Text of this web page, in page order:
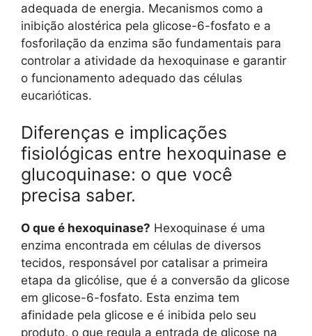
adequada de energia. Mecanismos como a
inibição alostérica pela glicose-6-fosfato e a
fosforilação da enzima são fundamentais para
controlar a atividade da hexoquinase e garantir
o funcionamento adequado das células
eucarióticas.
Diferenças e implicações
fisiológicas entre hexoquinase e
glucoquinase: o que você
precisa saber.
O que é hexoquinase? Hexoquinase é uma
enzima encontrada em células de diversos
tecidos, responsável por catalisar a primeira
etapa da glicólise, que é a conversão da glicose
em glicose-6-fosfato. Esta enzima tem
afinidade pela glicose e é inibida pelo seu
produto, o que regula a entrada de glicose na